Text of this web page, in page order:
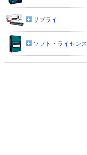
サプライ
ソフト・ライセンス